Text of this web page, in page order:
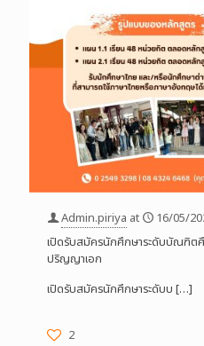
Admin.piriya at
16/05/
เปิดรับสมัครนักศึกษาระดับบัณฑิต
ปริญญาเอก
เปิดรับสมัครนักศึกษาระดับบ […]
2